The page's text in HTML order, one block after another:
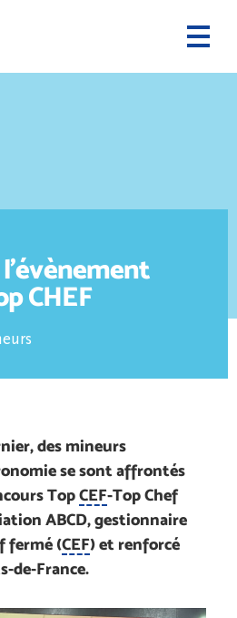
CHEF
des mineurs
se sont affrontés
TopCEF-Top Chef
ABCD, gestionnaire
fermé (CEF) et renforcé
de-France.